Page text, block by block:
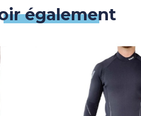
également